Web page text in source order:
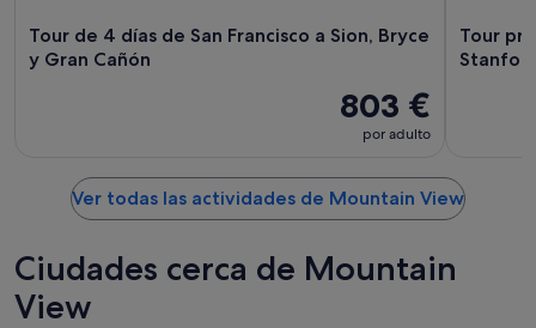
Tour de 4 días de San Francisco a Sion, Bryce
y Gran Cañón
803 €
por adulto
Tour
Ver todas las actividades de Mountain View
Ciudades cerca de Mountain
View